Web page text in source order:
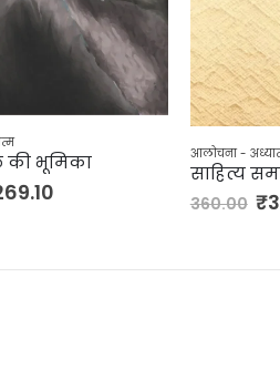
की भूमिका आलोचना -
साहित्य
360.00 ₹